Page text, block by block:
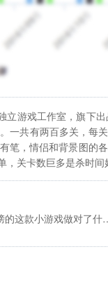
游戏工作室，旗下
一共有两百多关，每
笔，情侣和背景图的
，关卡数巨多是杀时间
20 天下载破 1000 万，